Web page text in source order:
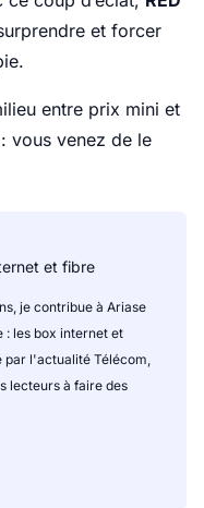
et forcer
entre prix mini et
vous venez de le
et fibre
je contribue à Ariase
: les box internet et
par l'actualité Télécom,
lecteurs à faire des